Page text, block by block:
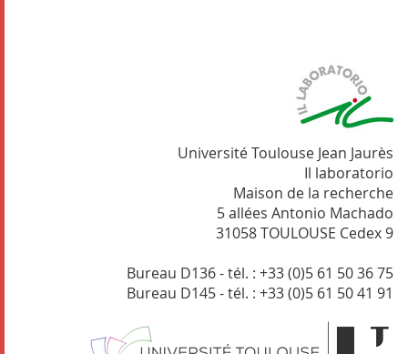
Université Toulouse Jean Jaurès
Il laboratorio
Maison de la recherche
5 allées Antonio Machado
31058 TOULOUSE Cedex 9
Bureau D136 - tél. : +33 (0)5 61 50 36 75
Bureau D145 - tél. : +33 (0)5 61 50 41 91